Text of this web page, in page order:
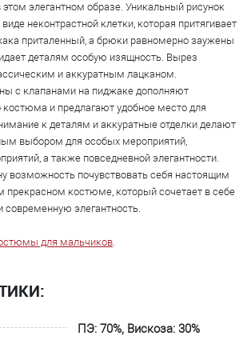
элегантном образе. Уникальный рисунок
неконтрастной клетки, которая притягивает
приталенный, а брюки равномерно заужены
деталям особую изящность. Вырез
и аккуратным лацканом.
с клапанами на пиджаке дополняют
костюма и предлагают удобное место для
к деталям и аккуратные отделки делают
выбором для особых мероприятий,
а также повседневной элегантности.
возможность почувствовать себя настоящим
прекрасном костюме, который сочетает в себе
современную элегантность.
для мальчиков.
ПЭ: 70%, Вискоза: 30%